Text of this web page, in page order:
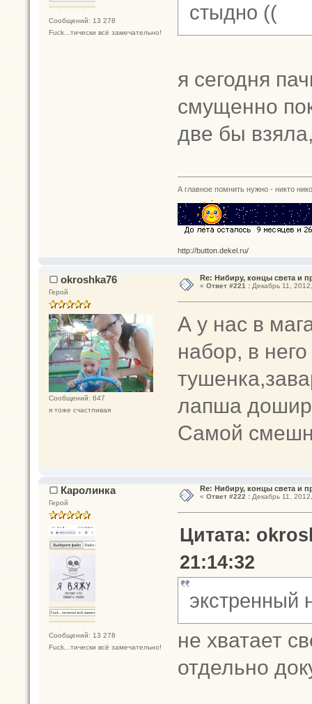
Сообщений: 13 278
Fuck...тически всё замечательно!
стыдно ((
я сегодня
смущенно
две бы
А главное помнить нужно - никто
http://button.dekel.ru/
okroshka76
Герой
Сообщений: 647
я тоже счастливая
Re: Нибиру, концы света и
« Ответ #221 :Декабрь 11,
А у нас в
набор, в
лапша
Самой
Каролинка
Герой
Сообщений: 13 278
Fuck...тически всё замечательно!
Re: Нибиру, концы света и
« Ответ #222 :Декабрь 11,
Цитата:
21:14:32
экстренный
не хватает
отдельно